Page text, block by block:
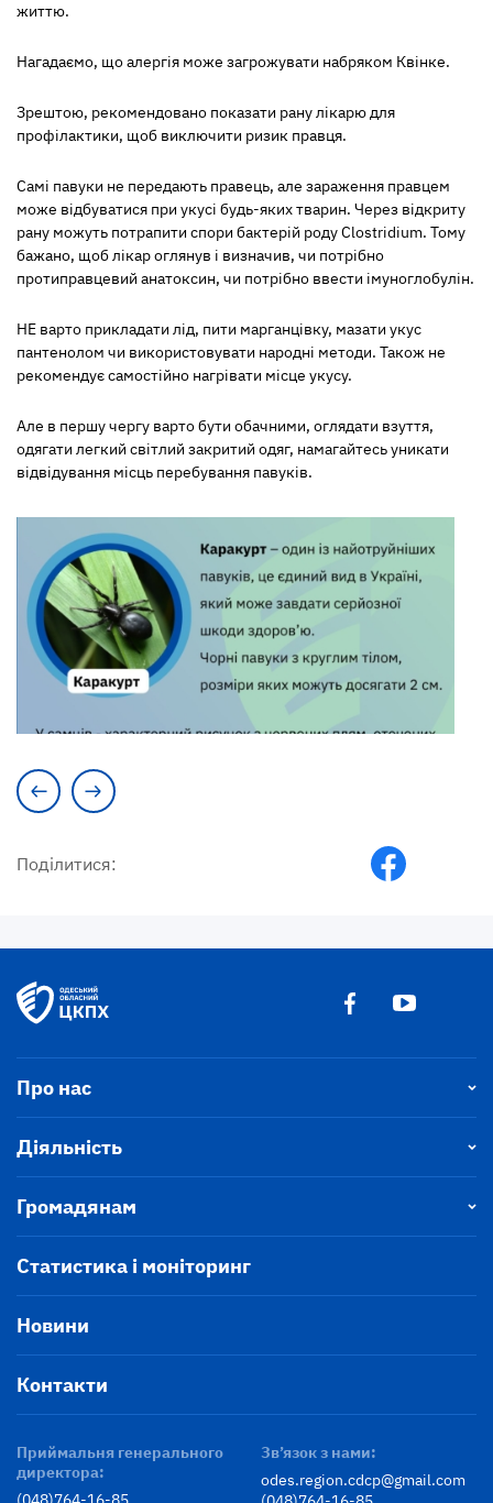
життю.
Нагадаємо, що алергія може загрожувати набряком Квінке.
Зрештою, рекомендовано показати рану лікарю для
профілактики, щоб виключити ризик правця.
Самі павуки не передають правець, але зараження правцем
може відбуватися при укусі будь-яких тварин. Через відкриту
рану можуть потрапити спори бактерій роду Clostridium. Тому
бажано, щоб лікар оглянув і визначив, чи потрібно
протиправцевий анатоксин, чи потрібно ввести імуноглобулін.
НЕ варто прикладати лід, пити марганцівку, мазати укус
пантенолом чи використовувати народні методи. Також не
рекомендує самостійно нагрівати місце укусу.
Але в першу чергу варто бути обачними, оглядати взуття,
одягати легкий світлий закритий одяг, намагайтесь уникати
відвідування місць перебування павуків.
Поділитися:
Про нас
Діяльність
Громадянам
Статистика і моніторинг
Новини
Контакти
Приймальня генерального
директора:
Зв’язок з нами:
odes.region.cdcp@gmail.com